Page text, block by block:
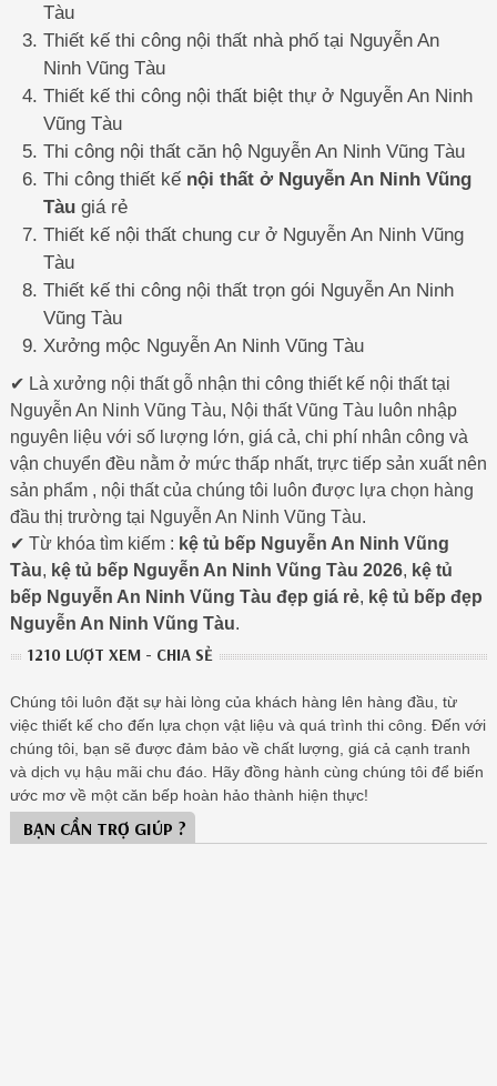
Tàu
Thiết kế thi công nội thất nhà phố tại Nguyễn An
Ninh Vũng Tàu
Thiết kế thi công nội thất biệt thự ở Nguyễn An Ninh
Vũng Tàu
Thi công nội thất căn hộ Nguyễn An Ninh Vũng Tàu
Thi công thiết kế nội thất ở Nguyễn An Ninh Vũng
Tàugiá rẻ
Thiết kế nội thất chung cư ở Nguyễn An Ninh Vũng
Tàu
Thiết kế thi công nội thất trọn gói Nguyễn An Ninh
Vũng Tàu
Xưởng mộc Nguyễn An Ninh Vũng Tàu
✔ Là xưởng nội thất gỗ nhận thi công thiết kế nội thất tại
Nguyễn An Ninh Vũng Tàu, Nội thất Vũng Tàu luôn nhập
nguyên liệu với số lượng lớn, giá cả, chi phí nhân công và
vận chuyển đều nằm ở mức thấp nhất, trực tiếp sản xuất nên
sản phẩm , nội thất của chúng tôi luôn được lựa chọn hàng
đầu thị trường tại Nguyễn An Ninh Vũng Tàu.
✔ Từ khóa tìm kiếm : kệ tủ bếp Nguyễn An Ninh Vũng
Tàu, kệ tủ bếp Nguyễn An Ninh Vũng Tàu 2026, kệ tủ
bếp Nguyễn An Ninh Vũng Tàu đẹp giá rẻ, kệ tủ bếp đẹp
Nguyễn An Ninh Vũng Tàu.
1210 LƯỢT XEM - CHIA SẺ
Chúng tôi luôn đặt sự hài lòng của khách hàng lên hàng đầu, từ
việc thiết kế cho đến lựa chọn vật liệu và quá trình thi công. Đến với
chúng tôi, bạn sẽ được đảm bảo về chất lượng, giá cả cạnh tranh
và dịch vụ hậu mãi chu đáo. Hãy đồng hành cùng chúng tôi để biến
ước mơ về một căn bếp hoàn hảo thành hiện thực!
BẠN CẦN TRỢ GIÚP ?